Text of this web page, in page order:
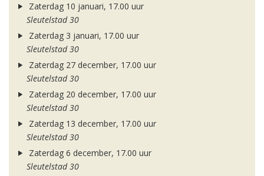
Zaterdag 10 januari, 17.00 uur
Sleutelstad 30
Zaterdag 3 januari, 17.00 uur
Sleutelstad 30
Zaterdag 27 december, 17.00 uur
Sleutelstad 30
Zaterdag 20 december, 17.00 uur
Sleutelstad 30
Zaterdag 13 december, 17.00 uur
Sleutelstad 30
Zaterdag 6 december, 17.00 uur
Sleutelstad 30